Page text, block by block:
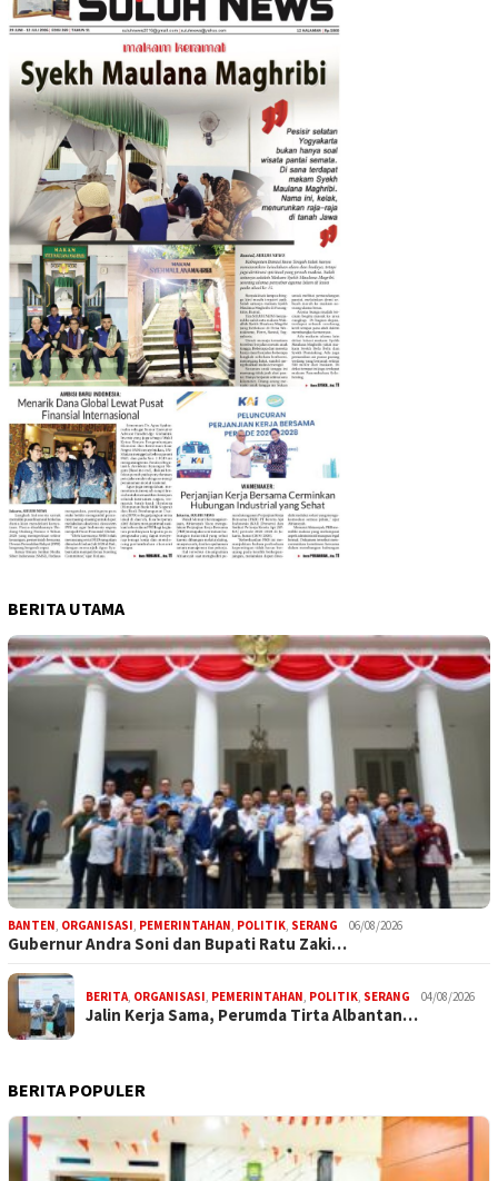
BERITA UTAMA
BANTEN ORGANISASI PEMERINTAHAN POLITIK SERANG 06/08/2026
Gubernur Andra Soni dan Bupati Ratu Zaki…
BERITA ORGANISASI PEMERINTAHAN POLITIK SERANG 04/08/2026
Jalin Kerja Sama, Perumda Tirta Albantan…
BERITA POPULER